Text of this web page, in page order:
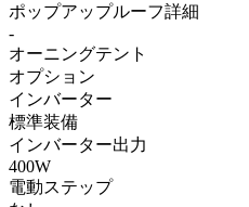
ポップアップルーフ詳細
-
オーニングテント
オプション
インバーター
標準装備
インバーター出力
400W
電動ステップ